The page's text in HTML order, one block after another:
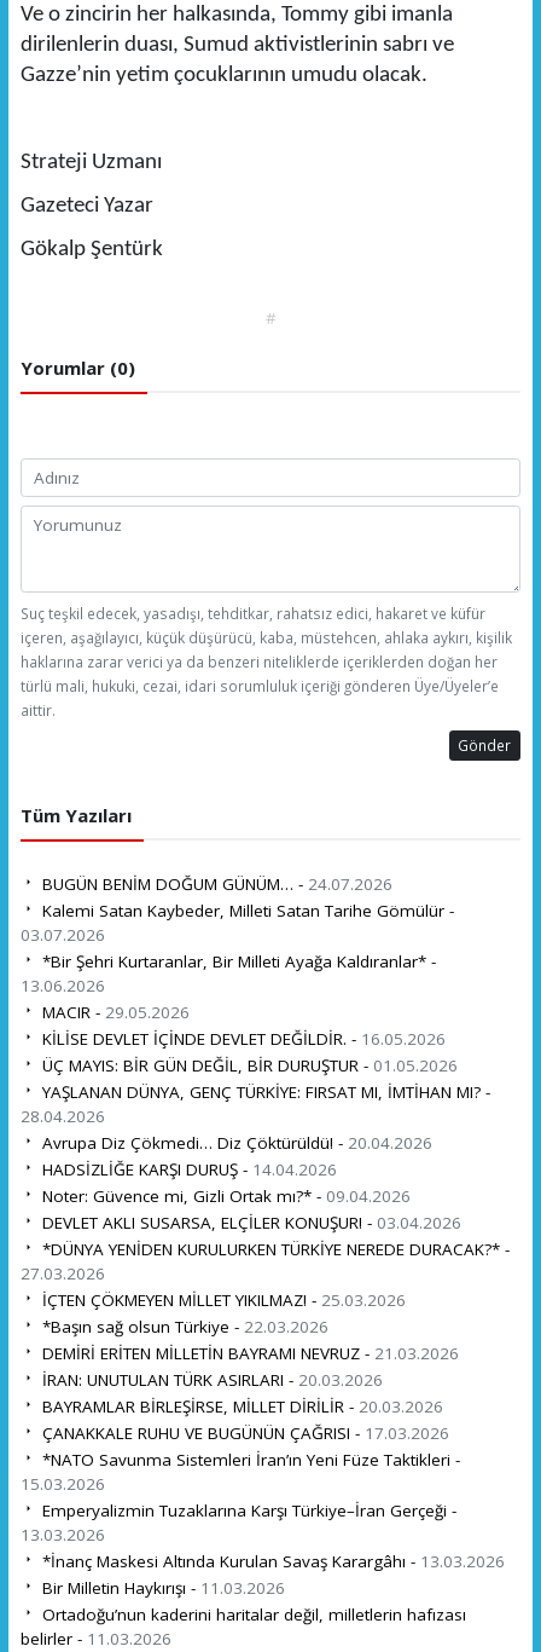
Ve o zincirin her halkasında, Tommy gibi imanla
dirilenlerin duası, Sumud aktivistlerinin sabrı ve
Gazze’nin yetim çocuklarının umudu olacak.
Strateji Uzmanı
Gazeteci Yazar
Gökalp Şentürk
#
Yorumlar (0)
Suç teşkil edecek, yasadışı, tehditkar, rahatsız edici, hakaret ve küfür
içeren, aşağılayıcı, küçük düşürücü, kaba, müstehcen, ahlaka aykırı, kişilik
haklarına zarar verici ya da benzeri niteliklerde içeriklerden doğan her
türlü mali, hukuki, cezai, idari sorumluluk içeriği gönderen Üye/Üyeler’e
aittir.
Gönder
Tüm Yazıları
BUGÜN BENİM DOĞUM GÜNÜM… - 24.07.2026
Kalemi Satan Kaybeder, Milleti Satan Tarihe Gömülür -
03.07.2026
*Bir Şehri Kurtaranlar, Bir Milleti Ayağa Kaldıranlar* -
13.06.2026
MACIR - 29.05.2026
KİLİSE DEVLET İÇİNDE DEVLET DEĞİLDİR. - 16.05.2026
ÜÇ MAYIS: BİR GÜN DEĞİL, BİR DURUŞTUR - 01.05.2026
YAŞLANAN DÜNYA, GENÇ TÜRKİYE: FIRSAT MI, İMTİHAN MI? -
28.04.2026
Avrupa Diz Çökmedi… Diz Çöktürüldü! - 20.04.2026
HADSİZLİĞE KARŞI DURUŞ - 14.04.2026
Noter: Güvence mi, Gizli Ortak mı?* - 09.04.2026
DEVLET AKLI SUSARSA, ELÇİLER KONUŞUR! - 03.04.2026
*DÜNYA YENİDEN KURULURKEN TÜRKİYE NEREDE DURACAK?* -
27.03.2026
İÇTEN ÇÖKMEYEN MİLLET YIKILMAZ! - 25.03.2026
*Başın sağ olsun Türkiye - 22.03.2026
DEMİRİ ERİTEN MİLLETİN BAYRAMI NEVRUZ - 21.03.2026
İRAN: UNUTULAN TÜRK ASIRLARI - 20.03.2026
BAYRAMLAR BİRLEŞİRSE, MİLLET DİRİLİR - 20.03.2026
ÇANAKKALE RUHU VE BUGÜNÜN ÇAĞRISI - 17.03.2026
*NATO Savunma Sistemleri İran’ın Yeni Füze Taktikleri -
15.03.2026
Emperyalizmin Tuzaklarına Karşı Türkiye–İran Gerçeği -
13.03.2026
*İnanç Maskesi Altında Kurulan Savaş Karargâhı - 13.03.2026
Bir Milletin Haykırışı - 11.03.2026
Ortadoğu’nun kaderini haritalar değil, milletlerin hafızası
belirler - 11.03.2026